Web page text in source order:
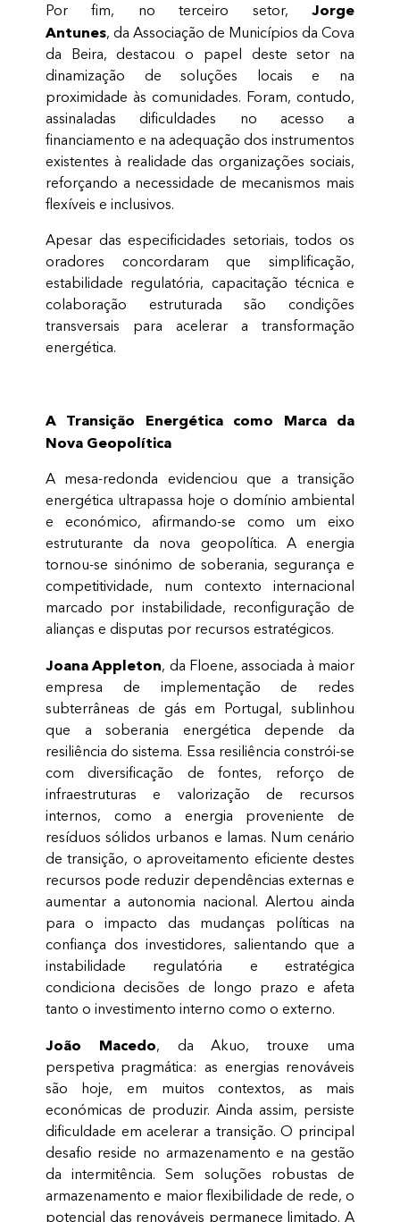
Por fim, no terceiro setor,Jorge
Antunes, da Associação de Municípios da Cova
da Beira, destacou o papel deste setor na
dinamização de soluções locais e na
proximidade às comunidades. Foram, contudo,
assinaladas dificuldades no acesso a
financiamento e na adequação dos instrumentos
existentes à realidade das organizações sociais,
reforçando a necessidade de mecanismos mais
flexíveis e inclusivos.
Apesar das especificidades setoriais, todos os
oradores concordaram que simplificação,
estabilidade regulatória, capacitação técnica e
colaboração estruturada são condições
transversais para acelerar a transformação
energética.
A Transição Energética como Marca da
Nova Geopolítica
A mesa-redonda evidenciou que a transição
energética ultrapassa hoje o domínio ambiental
e económico, afirmando-se como um eixo
estruturante da nova geopolítica. A energia
tornou-se sinónimo de soberania, segurança e
competitividade, num contexto internacional
marcado por instabilidade, reconfiguração de
alianças e disputas por recursos estratégicos.
Joana Appleton, da Floene, associada à maior
empresa de implementação de redes
subterrâneas de gás em Portugal, sublinhou
que a soberania energética depende da
resiliência do sistema. Essa resiliência constrói-se
com diversificação de fontes, reforço de
infraestruturas e valorização de recursos
internos, como a energia proveniente de
resíduos sólidos urbanos e lamas. Num cenário
de transição, o aproveitamento eficiente destes
recursos pode reduzir dependências externas e
aumentar a autonomia nacional. Alertou ainda
para o impacto das mudanças políticas na
confiança dos investidores, salientando que a
instabilidade regulatória e estratégica
condiciona decisões de longo prazo e afeta
tanto o investimento interno como o externo.
João Macedo, da Akuo, trouxe uma
perspetiva pragmática: as energias renováveis
são hoje, em muitos contextos, as mais
económicas de produzir. Ainda assim, persiste
dificuldade em acelerar a transição. O principal
desafio reside no armazenamento e na gestão
da intermitência. Sem soluções robustas de
armazenamento e maior flexibilidade de rede, o
potencial das renováveis permanece limitado. A